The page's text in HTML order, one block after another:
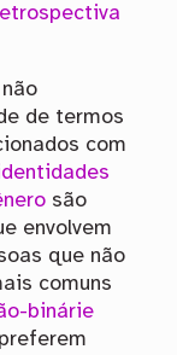
de termos
com
são
envolvem
que não
comuns
binárie